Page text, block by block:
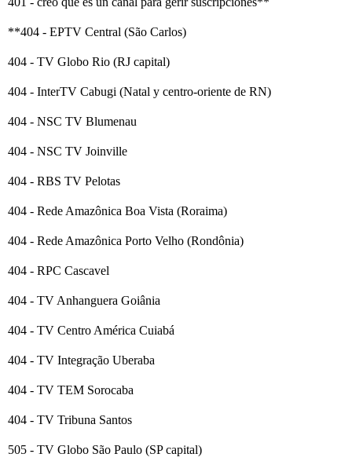
**404 - EPTV Central (São Carlos)
404 - TV Globo Rio (RJ capital)
404 - InterTV Cabugi (Natal y centro-oriente de RN)
404 - NSC TV Blumenau
404 - NSC TV Joinville
404 - RBS TV Pelotas
404 - Rede Amazônica Boa Vista (Roraima)
404 - Rede Amazônica Porto Velho (Rondônia)
404 - RPC Cascavel
404 - TV Anhanguera Goiânia
404 - TV Centro América Cuiabá
404 - TV Integração Uberaba
404 - TV TEM Sorocaba
404 - TV Tribuna Santos
505 - TV Globo São Paulo (SP capital)